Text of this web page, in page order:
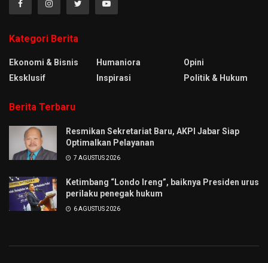
Kategori Berita
Ekonomi & Bisnis
Eksklusif
Humaniora
Inspirasi
Opini
Politik & Hukum
Berita Terbaru
Resmikan Sekretariat Baru, AKPI Jabar Siap
Optimalkan Pelayanan
7 AGUSTUS 2026
Ketimbang “Londo Ireng”, baiknya Presiden urus
perilaku penegak hukum
6 AGUSTUS 2026